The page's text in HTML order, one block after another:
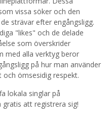
NU!
vissa söker och den
strävar efter engångsligg.
"likes" och de delade
som överskrider
med alla verktyg beror
på hur man använder
ömsesidig respekt.
lokala singlar på
gratis att registrera sig!